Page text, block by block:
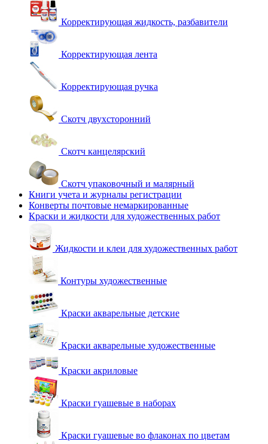
Корректирующая жидкость, разбавители
Корректирующая лента
Корректирующая ручка
Скотч двухсторонний
Скотч канцелярский
Скотч упаковочный и малярный
Книги учета и журналы регистрации
Конверты почтовые немаркированные
Краски и жидкости для художественных работ
Жидкости и клеи для художественных работ
Контуры художественные
Краски акварельные детские
Краски акварельные художественные
Краски акриловые
Краски гуашевые в наборах
Краски гуашевые во флаконах по цветам